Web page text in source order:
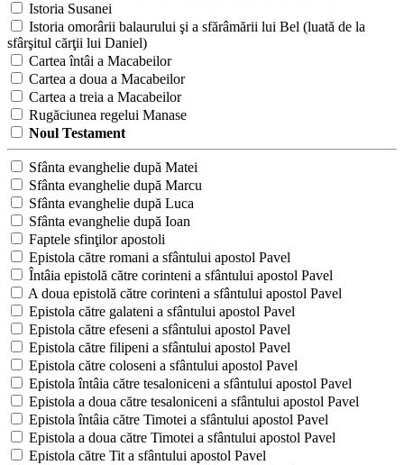
Istoria Susanei
Istoria omorârii balaurului şi a sfărâmării lui Bel (luată de la
sfârşitul cărţii lui Daniel)
Cartea întâi a Macabeilor
Cartea a doua a Macabeilor
Cartea a treia a Macabeilor
Rugăciunea regelui Manase
Noul Testament
Sfânta evanghelie după Matei
Sfânta evanghelie după Marcu
Sfânta evanghelie după Luca
Sfânta evanghelie după Ioan
Faptele sfinţilor apostoli
Epistola către romani a sfântului apostol Pavel
Întâia epistolă către corinteni a sfântului apostol Pavel
A doua epistolă către corinteni a sfântului apostol Pavel
Epistola către galateni a sfântului apostol Pavel
Epistola către efeseni a sfântului apostol Pavel
Epistola către filipeni a sfântului apostol Pavel
Epistola către coloseni a sfântului apostol Pavel
Epistola întâia către tesaloniceni a sfântului apostol Pavel
Epistola a doua către tesaloniceni a sfântului apostol Pavel
Epistola întâia către Timotei a sfântului apostol Pavel
Epistola a doua către Timotei a sfântului apostol Pavel
Epistola către Tit a sfântului apostol Pavel